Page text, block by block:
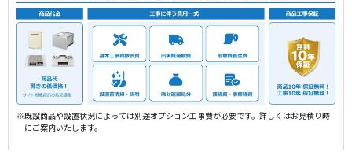
※既設商品や設置状況によっては別途オプション工事費が必要です。詳しくはお見積り時
にご案内いたします。